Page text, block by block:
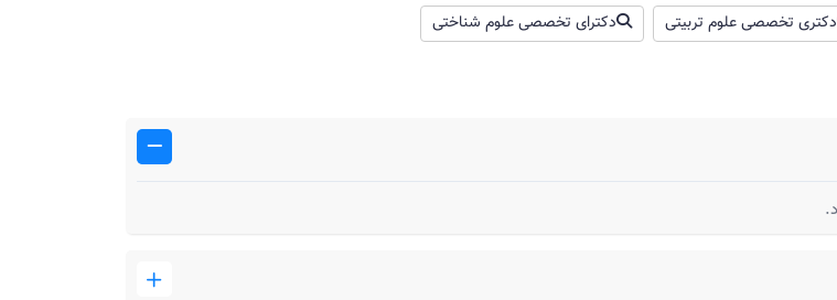
دکتری تخصصی علوم تربیتی
دکترای تخصصی علوم شناختی